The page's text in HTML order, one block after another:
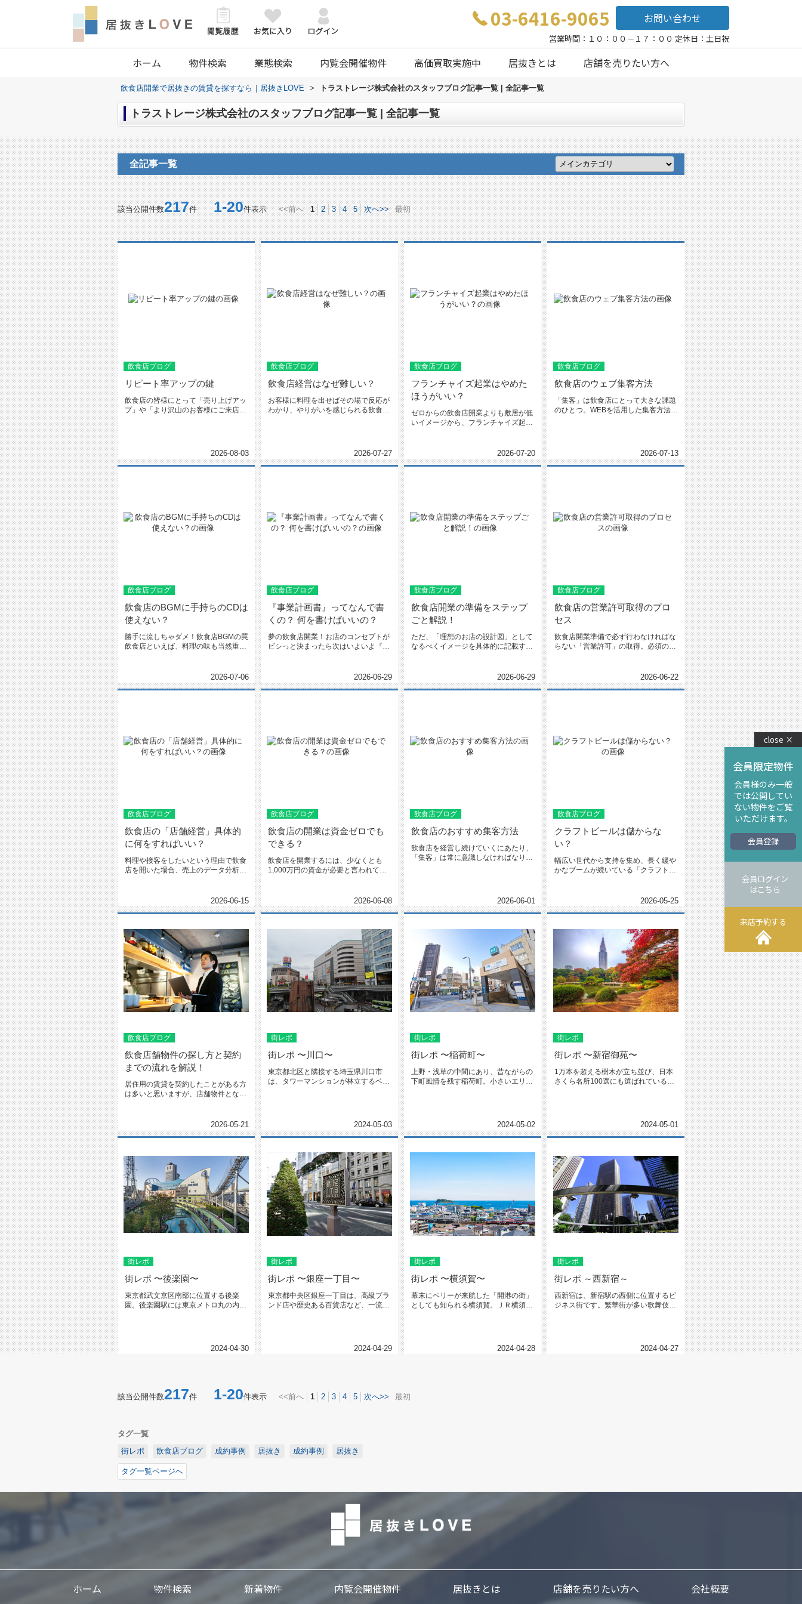
03-6416-9065 お問い合わせ
営業時間：１０：００－１７：００ 定休日：土日祝
ホーム 物件検索 業態検索 内覧会開催物件 高価買取実施中 居抜きとは 店舗を売りたい方へ
close ×
会員限定物件
会員様のみ一般
では公開してい
ない物件をご覧
いただけます。
会員登録
会員ログイン
はこちら
来店予約する
飲食店開業で居抜きの賃貸を探すなら｜居抜きLOVE > トラストレージ株式会社のスタッフブログ記事一覧 | 全記事一覧
トラストレージ株式会社のスタッフブログ記事一覧 | 全記事一覧
全記事一覧
該当公開件数217件1-20件表示 <<前へ 1 2 3 4 5 次へ>> 最初
飲食店ブログ
リピート率アップの鍵
飲食店の皆様にとって「売り上げアッ
プ」や「より沢山のお客様にご来店い
2026-08-03
飲食店ブログ
飲食店経営はなぜ難しい？
お客様に料理を出せばその場で反応が
わかり、やりがいを感じられる飲食店
2026-07-27
飲食店ブログ
フランチャイズ起業はやめた
ほうがいい？
ゼロからの飲食店開業よりも敷居が低
いイメージから、フランチャイズ起業
2026-07-20
飲食店ブログ
飲食店のウェブ集客方法
「集客」は飲食店にとって大きな課題
のひとつ。WEBを活用した集客方法は
2026-07-13
飲食店ブログ
飲食店のBGMに手持ちのCDは
使えない？
勝手に流しちゃダメ！飲食店BGMの罠
飲食店といえば、料理の味も当然重要
2026-07-06
飲食店ブログ
『事業計画書』ってなんで書
くの？ 何を書けばいいの？
夢の飲食店開業！お店のコンセプトが
ビシっと決まったら次はいよいよ『事
2026-06-29
飲食店ブログ
飲食店開業の準備をステップ
ごと解説！
ただ、「理想のお店の設計図」として
なるべくイメージを具体的に記載する
2026-06-29
飲食店ブログ
飲食店の営業許可取得のプロ
セス
飲食店開業準備で必ず行わなければな
らない「営業許可」の取得。必須の申
2026-06-22
飲食店ブログ
飲食店の「店舗経営」具体的
に何をすればいい？
料理や接客をしたいという理由で飲食
店を開いた場合、売上のデータ分析や
2026-06-15
飲食店ブログ
飲食店の開業は資金ゼロでも
できる？
飲食店を開業するには、少なくとも
1,000万円の資金が必要と言われてい
2026-06-08
飲食店ブログ
飲食店のおすすめ集客方法
飲食店を経営し続けていくにあたり、
「集客」は常に意識しなければなりま
2026-06-01
飲食店ブログ
クラフトビールは儲からな
い？
幅広い世代から支持を集め、長く緩や
かなブームが続いている「クラフトビ
2026-05-25
飲食店ブログ
飲食店舗物件の探し方と契約
までの流れを解説！
居住用の賃貸を契約したことがある方
は多いと思いますが、店舗物件となる
2026-05-21
街レポ
街レポ 〜川口〜
東京都北区と隣接する埼玉県川口市
は、タワーマンションが林立するベッ
2024-05-03
街レポ
街レポ 〜稲荷町〜
上野・浅草の中間にあり、昔ながらの
下町風情を残す稲荷町。小さいエリア
2024-05-02
街レポ
街レポ 〜新宿御苑〜
1万本を超える樹木が立ち並び、日本
さくら名所100選にも選ばれている新
2024-05-01
街レポ
街レポ 〜後楽園〜
東京都武文京区南部に位置する後楽
園。後楽園駅には東京メトロ丸の内線
2024-04-30
街レポ
街レポ 〜銀座一丁目〜
東京都中央区銀座一丁目は、高級ブラ
ンド店や歴史ある百貨店など、一流の
2024-04-29
街レポ
街レポ 〜横須賀〜
幕末にペリーが来航した「開港の街」
としても知られる横須賀。ＪＲ横須賀
2024-04-28
街レポ
街レポ ～西新宿～
西新宿は、新宿駅の西側に位置するビ
ジネス街です。繁華街が多い歌舞伎町
2024-04-27
該当公開件数217件 1-20件表示 <<前へ 1 2 3 4 5 次へ>> 最初
タグ一覧
街レポ
飲食店ブログ 成約事例 居抜き 成約事例 居抜き
タグ一覧ページへ
ホーム 物件検索 新着物件 内覧会開催物件 居抜きとは 店舗を売りたい方へ 会社概要